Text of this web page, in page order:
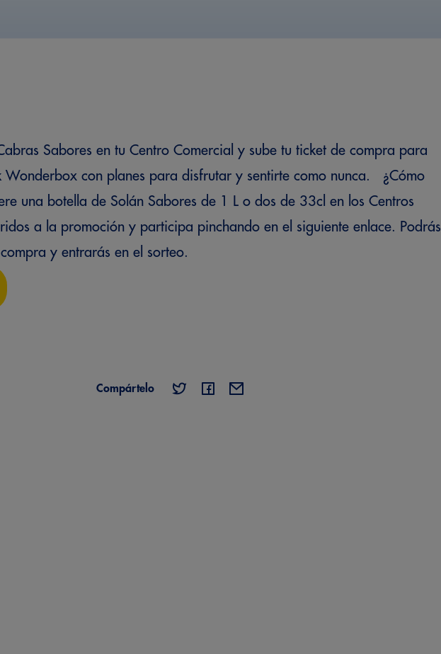
Sabores en tu Centro Comercial y sube tu ticket de compra para
Wonderbox con planes para disfrutar y sentirte como nunca. ¿Cómo
una botella de Solán Sabores de 1 L o dos de 33cl en los Centros
a la promoción y participa pinchando en el siguiente enlace. Podrás
y entrarás en el sorteo.
Compártelo